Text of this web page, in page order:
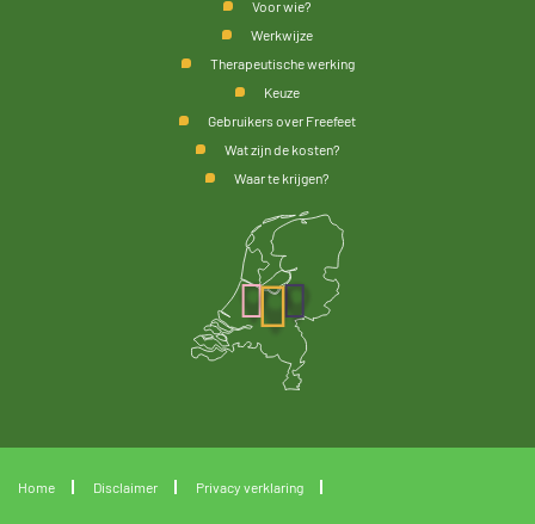
Voor wie?
Werkwijze
Therapeutische werking
Keuze
Gebruikers over Freefeet
Wat zijn de kosten?
Waar te krijgen?
Home Disclaimer Privacy verklaring